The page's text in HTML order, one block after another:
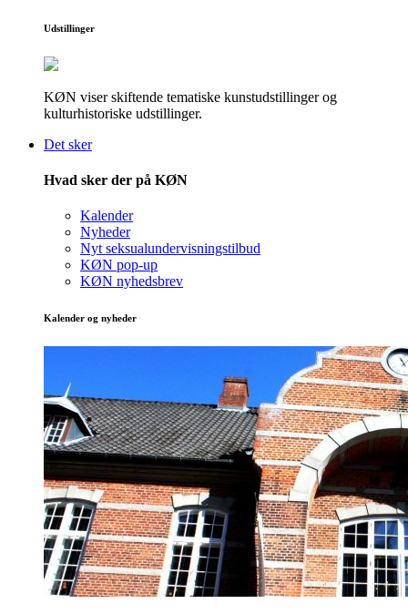
Udstillinger
KØN viser skiftende tematiske kunstudstillinger og
kulturhistoriske udstillinger.
Det sker
Hvad sker der på KØN
Kalender
Nyheder
Nyt seksualundervisningstilbud
KØN pop-up
KØN nyhedsbrev
Kalender og nyheder